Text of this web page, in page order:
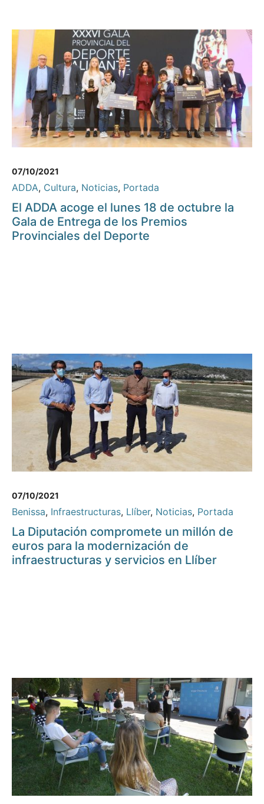
07/10/2021
ADDA, Cultura, Noticias, Portada
El ADDA acoge el lunes 18 de octubre la
Gala de Entrega de los Premios
Provinciales del Deporte
07/10/2021
Benissa, Infraestructuras, Llíber, Noticias, Portada
La Diputación compromete un millón de
euros para la modernización de
infraestructuras y servicios en Llíber